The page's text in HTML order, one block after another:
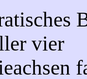
vier